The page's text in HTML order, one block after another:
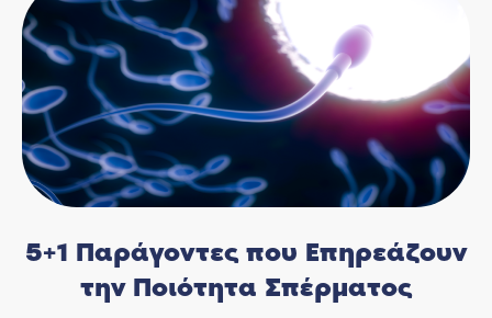
5+1 Παράγοντες που Επηρεάζουν
την Ποιότητα Σπέρματος